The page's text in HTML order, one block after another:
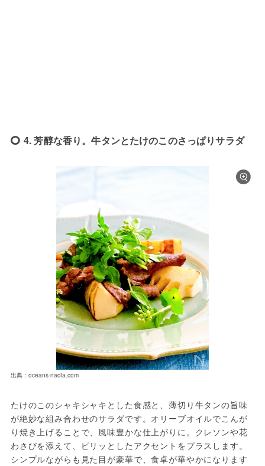
4. 芳醇な香り。牛タンとたけのこのさっぱりサラダ
出典：oceans-nadia.com
たけのこのシャキシャキとした食感と、薄切り牛タンの旨味
が絶妙な組み合わせのサラダです。オリーブオイルでこんが
り焼き上げることで、風味豊かな仕上がりに。クレソンや花
わさびを添えて、ピリッとしたアクセントをプラスします。
シンプルながらも見た目が豪華で、食卓が華やかになります